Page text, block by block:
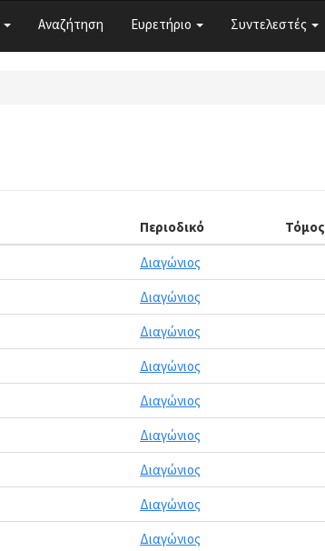
Αναζήτηση Ευρετήριο Συντελεστές
Περιοδικό Τόμος
Διαγώνιος
Διαγώνιος
Διαγώνιος
Διαγώνιος
Διαγώνιος
Διαγώνιος
Διαγώνιος
Διαγώνιος
Διαγώνιος